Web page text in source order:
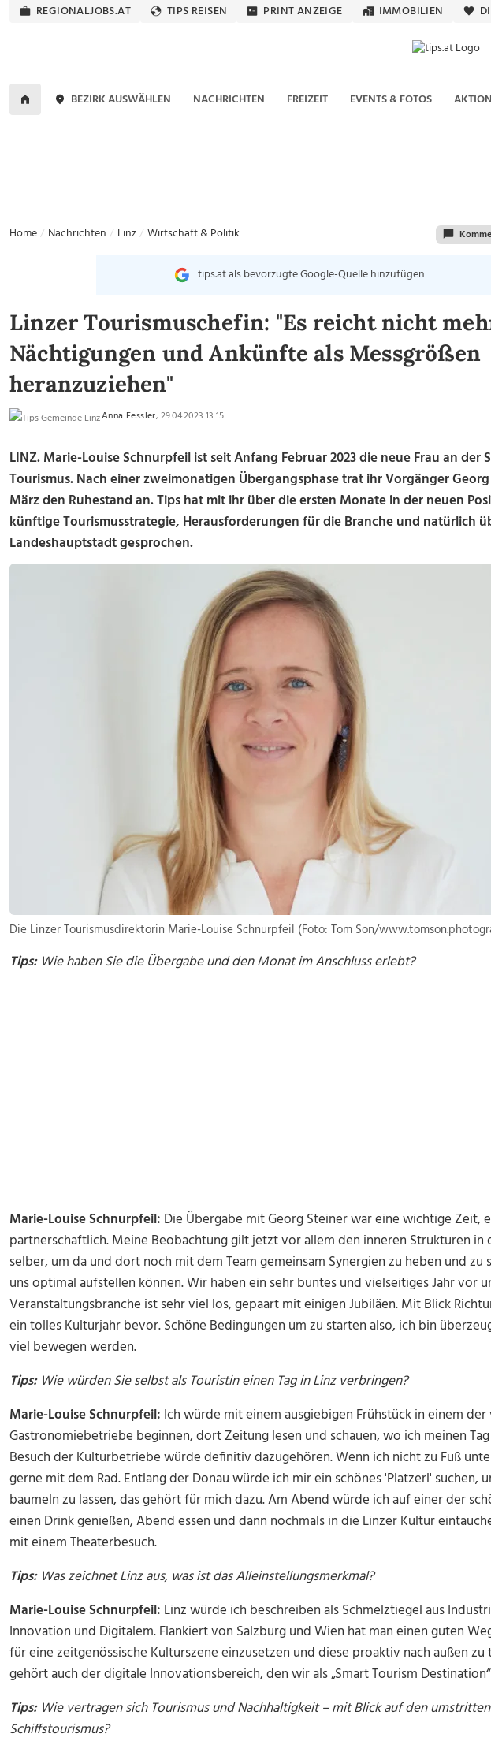
REGIONALJOBS.AT TIPS REISEN PRINT ANZEIGE IMMOBILIEN
BEZIRK AUSWÄHLEN NACHRICHTEN FREIZEIT EVENTS & FOTOS
Home Nachrichten Linz Wirtschaft & Politik
tips.at als bevorzugte Google-Quelle hinzufügen
Linzer Tourismuschefin: "Es reicht nicht
Nächtigungen und Ankünfte als Messgrößen
heranzuziehen"
Anna Fessler, 29.04.2023 13:15
LINZ. Marie-Louise Schnurpfeil ist seit Anfang Februar 2023 die neue Frau an der
Tourismus. Nach einer zweimonatigen Übergangsphase trat ihr Vorgänger
März den Ruhestand an. Tips hat mit ihr über die ersten Monate in der neuen
künftige Tourismusstrategie, Herausforderungen für die Branche und natürlich
Landeshauptstadt gesprochen.
Die Linzer Tourismusdirektorin Marie-Louise Schnurpfeil (Foto: Tom Son/
Tips: Wie haben Sie die Übergabe und den Monat im Anschluss erlebt?
Marie-Louise Schnurpfeil: Die Übergabe mit Georg Steiner war eine wichtige Zeit,
partnerschaftlich. Meine Beobachtung gilt jetzt vor allem den inneren Strukturen in
selber, um da und dort noch mit dem Team gemeinsam Synergien zu heben und zu
uns optimal aufstellen können. Wir haben ein sehr buntes und vielseitiges Jahr vor
Veranstaltungsbranche ist sehr viel los, gepaart mit einigen Jubiläen. Mit Blick
ein tolles Kulturjahr bevor. Schöne Bedingungen um zu starten also, ich bin
viel bewegen werden.
Tips: Wie würden Sie selbst als Touristin einen Tag in Linz verbringen?
Marie-Louise Schnurpfeil: Ich würde mit einem ausgiebigen Frühstück in einem der
Gastronomiebetriebe beginnen, dort Zeitung lesen und schauen, wo ich meinen
Besuch der Kulturbetriebe würde definitiv dazugehören. Wenn ich nicht zu Fuß
gerne mit dem Rad. Entlang der Donau würde ich mir ein schönes 'Platzerl' suchen,
baumeln zu lassen, das gehört für mich dazu. Am Abend würde ich auf einer der
einen Drink genießen, Abend essen und dann nochmals in die Linzer Kultur
mit einem Theaterbesuch.
Tips: Was zeichnet Linz aus, was ist das Alleinstellungsmerkmal?
Marie-Louise Schnurpfeil: Linz würde ich beschreiben als Schmelztiegel aus
Innovation und Digitalem. Flankiert von Salzburg und Wien hat man einen guten
für eine zeitgenössische Kulturszene einzusetzen und diese proaktiv nach außen zu
gehört auch der digitale Innovationsbereich, den wir als „Smart Tourism
Tips:Wie vertragen sich Tourismus und Nachhaltigkeit – mit Blick auf den
Schiffstourismus?